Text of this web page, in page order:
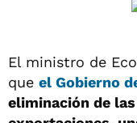
El ministro de
que el Gobierno
eliminación de